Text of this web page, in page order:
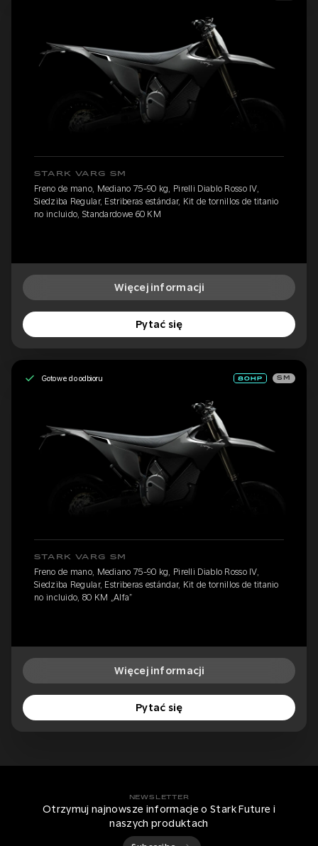
STARK VARG SM
Freno de mano, Mediano 75-90 kg, Pirelli Diablo Rosso IV,
Siedziba Regular, Estriberas estándar, Kit de tornillos de titanio
no incluido, Standardowe 60 KM
Więcej informacji
Pytać się
Gotowe do odbioru SM
STARK VARG SM
Freno de mano, Mediano 75-90 kg, Pirelli Diablo Rosso IV,
Siedziba Regular, Estriberas estándar, Kit de tornillos de titanio
no incluido, 80 KM „Alfa”
Więcej informacji
Pytać się
NEWSLETTER
Otrzymuj najnowsze informacje o Stark Future i
naszych produktach